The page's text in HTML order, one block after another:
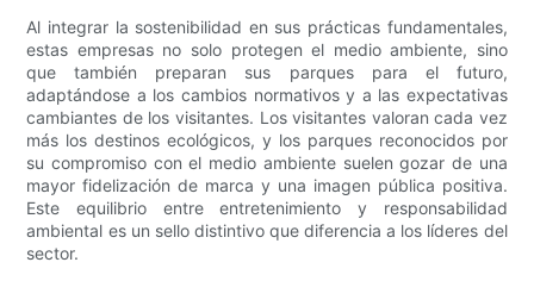
Al integrar la sostenibilidad en sus prácticas fundamentales,
estas empresas no solo protegen el medio ambiente, sino
que también preparan sus parques para el futuro,
adaptándose a los cambios normativos y a las expectativas
cambiantes de los visitantes. Los visitantes valoran cada vez
más los destinos ecológicos, y los parques reconocidos por
su compromiso con el medio ambiente suelen gozar de una
mayor fidelización de marca y una imagen pública positiva.
Este equilibrio entre entretenimiento y responsabilidad
ambiental es un sello distintivo que diferencia a los líderes del
sector.